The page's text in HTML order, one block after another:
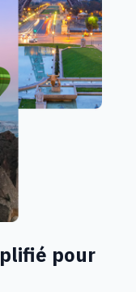
pour